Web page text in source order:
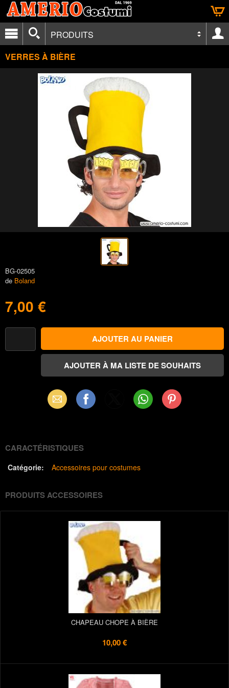
PRODUITS
VERRES À BIÈRE
BG-02505
de Boland
7,00 €
Email Facebook WhatsAppPinterest
CARACTÉRISTIQUES
Catégorie: Accessoires pour costumes
PRODUITS ACCESSOIRES
CHAPEAU CHOPE À BIÈRE
10,00 €